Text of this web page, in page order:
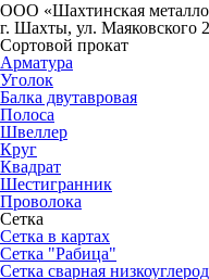
ООО «Шахтинская
г. Шахты, ул. Маяковского
Сортовой прокат
Арматура
Уголок
Балка двутавровая
Полоса
Швеллер
Круг
Квадрат
Шестигранник
Проволока
Сетка
Сетка в картах
Сетка "Рабица"
Сетка сварная